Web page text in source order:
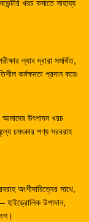
5 গিয়ার পাম্প
ভালভ
নিয়ন্ত্রক
নিয়ন্ত্রক
সুইং হ্রাস
ল্যাব দ্বারা সমর্থিত,
কর্মক্ষমতা প্রদান করে৷
উৎপাদন খরচ
চমৎকার পণ্য সরবরাহ
অংশীদারিত্বের সাথে,
হাইড্রোলিক উপাদান,